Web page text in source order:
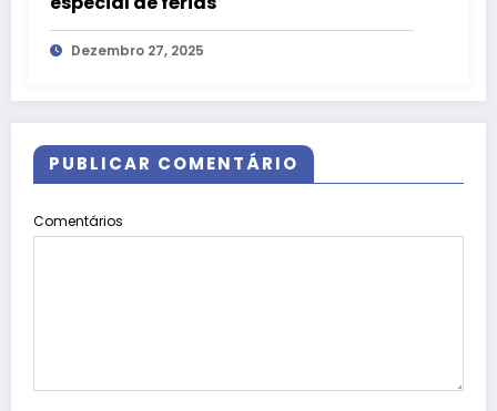
Dezembro 27, 2025
PUBLICAR COMENTÁRIO
Comentários